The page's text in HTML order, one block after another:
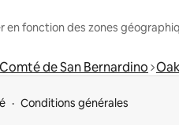
en fonction des zones
Comté de San Bernardino
Conditions générales